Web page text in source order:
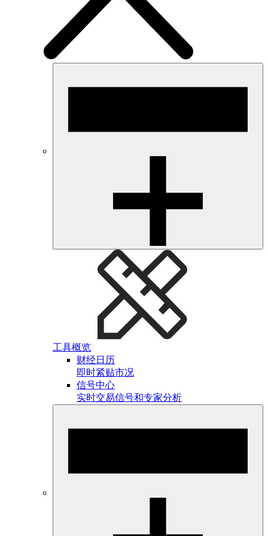
工具概览
财经日历
即时紧贴市况
信号中心
实时交易信号和专家分析